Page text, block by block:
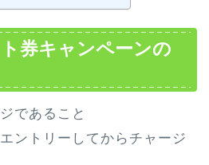
券キャンペーンの
であること
ントリーしてからチャージ